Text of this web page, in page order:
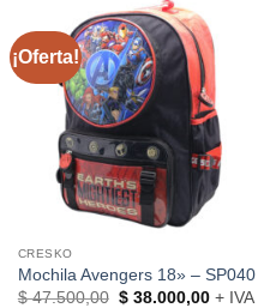
¡Oferta!
CRESKO
Mochila Avengers 18» – SP040
$47.500,00 El
$38.000,00El
+ IVA